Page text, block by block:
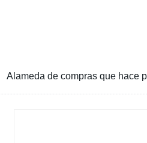
Alameda de compras que hace